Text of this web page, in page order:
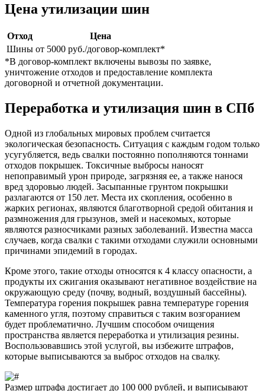
Цена утилизации шин
Отход
Цена
Шины от 5000 руб./договор-комплект*
*В договор-комплект включены вывозы по заявке,
уничтожение отходов и предоставление комплекта
договорной и отчетной документации.
Переработка и утилизация шин в СПб
Одной из глобальных мировых проблем считается
экологическая безопасность. Ситуация с каждым годом только
усугубляется, ведь свалки постоянно пополняются тоннами
отходов покрышек. Токсичные выбросы наносят
непоправимый урон природе, загрязняя ее, а также нанося
вред здоровью людей. Засыпанные грунтом покрышки
разлагаются от 150 лет. Места их скопления, особенно в
жарких регионах, являются благотворной средой обитания и
размножения для грызунов, змей и насекомых, которые
являются разносчиками разных заболеваний. Известна масса
случаев, когда свалки с такими отходами служили основными
причинами эпидемий в городах.
Кроме этого, такие отходы относятся к 4 классу опасности, а
продукты их сжигания оказывают негативное воздействие на
окружающую среду (почву, водный, воздушный бассейны).
Температура горения покрышек равна температуре горения
каменного угля, поэтому справиться с таким возгоранием
будет проблематично. Лучшим способом очищения
пространства является переработка и утилизация резины.
Воспользовавшись этой услугой, вы избежите штрафов,
которые выписываются за выброс отходов на свалку.
Размер штрафа достигает до 100 000 рублей, и выписывают